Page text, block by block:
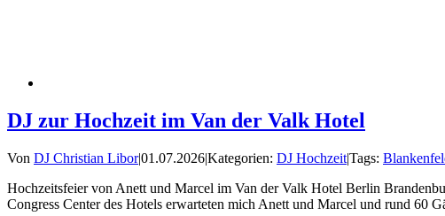
DJ zur Hochzeit im Van der Valk Hotel
Von DJ Christian Libor|01.07.2026|Kategorien: DJ Hochzeit|Tags:
Hochzeitsfeier von Anett und Marcel im Van der Valk Hotel Berlin
Congress Center des Hotels erwarteten mich Anett und Marcel und rund 60